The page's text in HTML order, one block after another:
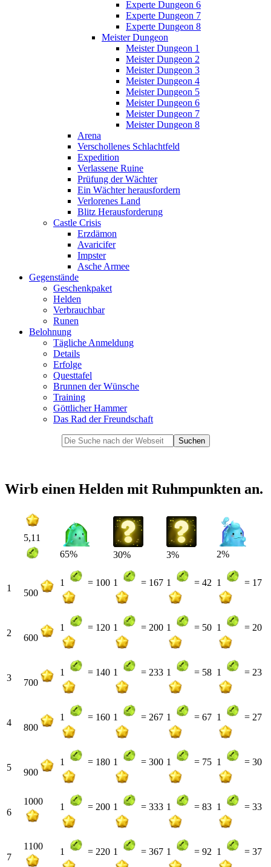
Experte Dungeon 6
Experte Dungeon 7
Experte Dungeon 8
Meister Dungeon
Meister Dungeon 1
Meister Dungeon 2
Meister Dungeon 3
Meister Dungeon 4
Meister Dungeon 5
Meister Dungeon 6
Meister Dungeon 7
Meister Dungeon 8
Arena
Verschollenes Schlachtfeld
Expedition
Verlassene Ruine
Prüfung der Wächter
Ein Wächter herausfordern
Verlorenes Land
Blitz Herausforderung
Castle Crisis
Erzdämon
Avaricifer
Impster
Asche Armee
Gegenstände
Geschenkpaket
Helden
Verbrauchbar
Runen
Belohnung
Tägliche Anmeldung
Details
Erfolge
Questtafel
Brunnen der Wünsche
Training
Göttlicher Hammer
Das Rad der Freundschaft
Wirb einen Helden mit Ruhmpunkten an.
5,11
65%
30% 3% 2%
1 500
1 = 100 1 = 167 1 = 42 1 = 17
2 600
1 = 120 1 = 200 1 = 50 1 = 20
3 700
1 = 140 1 = 233 1 = 58 1 = 23
4 800
1 = 160 1 = 267 1 = 67 1 = 27
5 900
1 = 180 1 = 300 1 = 75 1 = 30
6
1000
1 = 200 1 = 333 1 = 83 1 = 33
7
1100
1 = 220 1 = 367 1 = 92 1 = 37